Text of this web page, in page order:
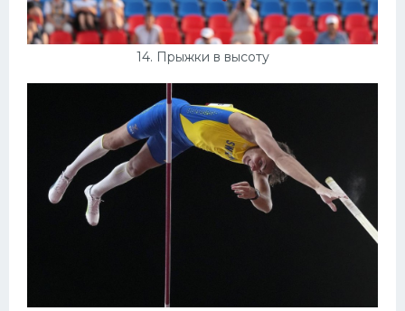
14. Прыжки в высоту